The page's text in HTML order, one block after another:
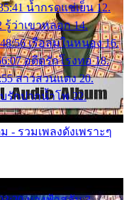
น้ำกรดแช่เย็น 12.
รู้ว่าเขาหลอก 14.
เรือล่มในหนอง 16.
อดีตรักโรงทอ 18.
สาวสวนแตง 20.
บรักปากน้ำโพ 22.
รวมเพลงดังเพราะๆ